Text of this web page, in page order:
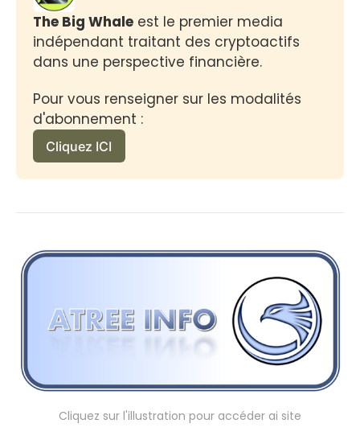
The Big Whale est le premier media
indépendant traitant des cryptoactifs
dans une perspective financière.
Pour vous renseigner sur les modalités
d'abonnement :
Cliquez ICI
Cliquez sur l'illustration pour accéder ai site